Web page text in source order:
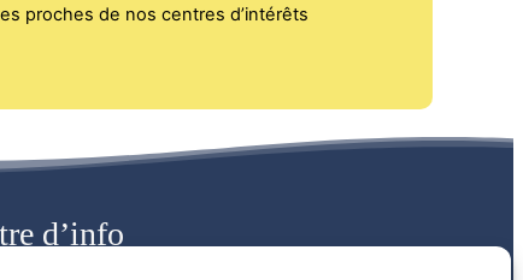
proches de nos centres d’intérêts
d’info